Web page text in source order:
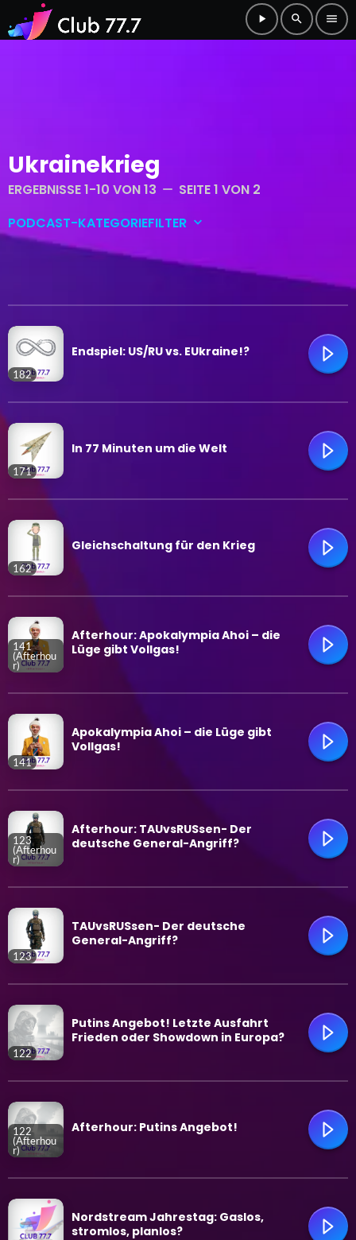
play_arrow search menu
Ukrainekrieg
ERGEBNISSE 1-10 VON 13 remove SEITE 1 VON 2
PODCAST-KATEGORIEFILTER keyboard_arrow_down
Club-Shorts
trending_flat
182
Endspiel: US/RU vs. EUkraine!?
trending_flat
171
In 77 Minuten um die Welt
trending_flat
162
Gleichschaltung für den Krieg
trending_flat
141
(Afterhou
r)
Afterhour: Apokalympia Ahoi – die
Lüge gibt Vollgas!
trending_flat
141
Apokalympia Ahoi – die Lüge gibt
Vollgas!
trending_flat
123
(Afterhou
r)
Afterhour: TAUvsRUSsen- Der
deutsche General-Angriff?
trending_flat
123
TAUvsRUSsen- Der deutsche
General-Angriff?
trending_flat
122
Putins Angebot! Letzte Ausfahrt
Frieden oder Showdown in Europa?
trending_flat
122
(Afterhou
r)
Afterhour: Putins Angebot!
Nordstream Jahrestag: Gaslos,
stromlos, planlos?